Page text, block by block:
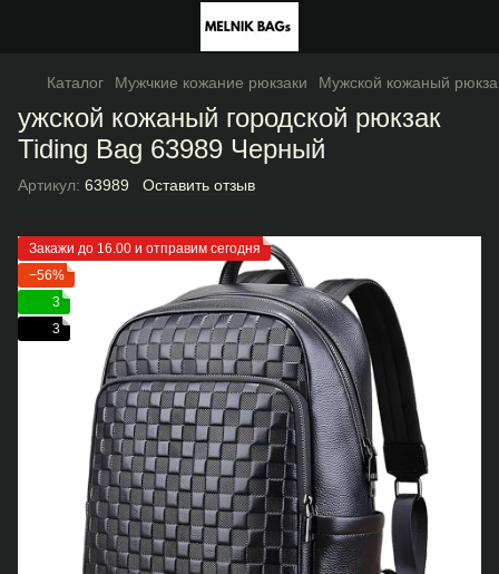
Каталог Мужчкие кожание рюкзаки Мужской кожаный
ужской кожаный городской рюкзак
Tiding Bag 63989 Черный
Артикул: 63989 Оставить отзыв
Закажи до 16.00 и отправим сегодня
−56%
3
3